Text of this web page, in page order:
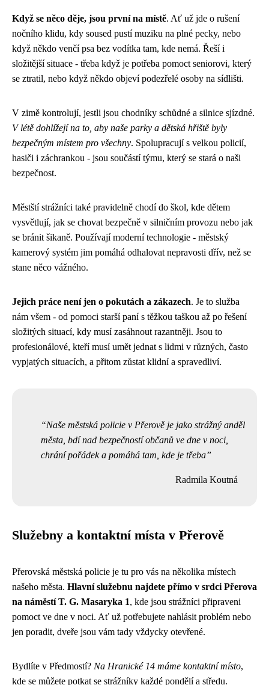
Když se něco děje, jsou první na místě. Ať už jde o rušení
nočního klidu, kdy soused pustí muziku na plné pecky, nebo
když někdo venčí psa bez vodítka tam, kde nemá. Řeší i
složitější situace - třeba když je potřeba pomoct seniorovi, který
se ztratil, nebo když někdo objeví podezřelé osoby na sídlišti.
V zimě kontrolují, jestli jsou chodníky schůdné a silnice sjízdné.
V létě dohlížejí na to, aby naše parky a dětská hřiště byly
bezpečným místem pro všechny. Spolupracují s velkou policií,
hasiči i záchrankou - jsou součástí týmu, který se stará o naši
bezpečnost.
Městští strážníci také pravidelně chodí do škol, kde dětem
vysvětlují, jak se chovat bezpečně v silničním provozu nebo jak
se bránit šikaně. Používají moderní technologie - městský
kamerový systém jim pomáhá odhalovat nepravosti dřív, než se
stane něco vážného.
Jejich práce není jen o pokutách a zákazech. Je to služba
nám všem - od pomoci starší paní s těžkou taškou až po řešení
složitých situací, kdy musí zasáhnout razantněji. Jsou to
profesionálové, kteří musí umět jednat s lidmi v různých, často
vypjatých situacích, a přitom zůstat klidní a spravedliví.
Naše městská policie v Přerově je jako strážný anděl
města, bdí nad bezpečností občanů ve dne v noci,
chrání pořádek a pomáhá tam, kde je třeba
Radmila Koutná
Služebny a kontaktní místa v Přerově
Přerovská městská policie je tu pro vás na několika místech
našeho města. Hlavní služebnu najdete přímo v srdci Přerova
na náměstí T. G. Masaryka 1, kde jsou strážníci připraveni
pomoct ve dne v noci. Ať už potřebujete nahlásit problém nebo
jen poradit, dveře jsou vám tady vždycky otevřené.
Bydlíte v Předmostí? Na Hranické 14 máme kontaktní místo,
kde se můžete potkat se strážníky každé pondělí a středu.